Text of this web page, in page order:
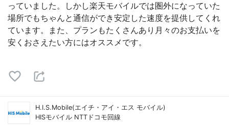
っていました。しかし楽天モバイルでは圏外になっていた
場所でもちゃんと通信ができ安定した速度を提供してくれ
ています。また、プランもたくさんあり月々のお支払いを
安くおさえたい方にはオススメです。
H.I.S.Mobile(エイチ・アイ・エス モバイル)
HISモバイル NTTドコモ回線